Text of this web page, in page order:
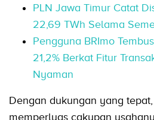
PLN Jawa Timur Catat
22,69 TWh Selama
Pengguna BRImo
21,2% Berkat Fitur
Nyaman
Dengan dukungan yang
memperluas cakupan